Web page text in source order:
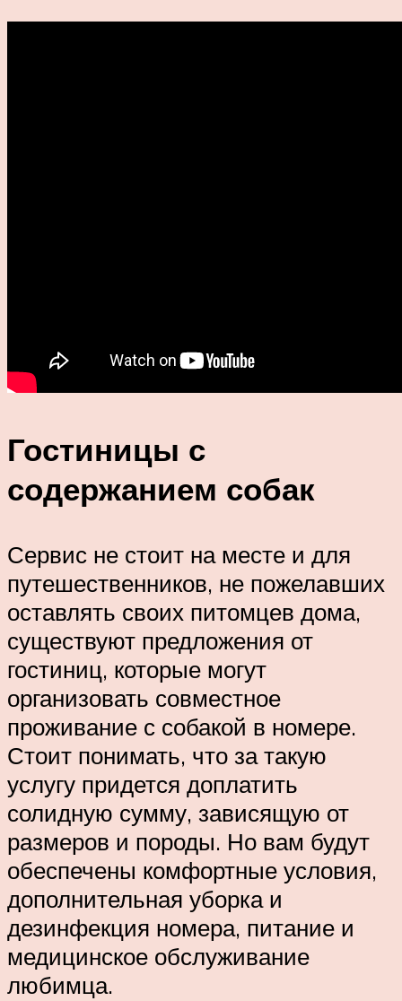
Гостиницы с
содержанием собак
Сервис не стоит на месте и для
путешественников, не пожелавших
оставлять своих питомцев дома,
существуют предложения от
гостиниц, которые могут
организовать совместное
проживание с собакой в номере.
Стоит понимать, что за такую
услугу придется доплатить
солидную сумму, зависящую от
размеров и породы. Но вам будут
обеспечены комфортные условия,
дополнительная уборка и
дезинфекция номера, питание и
медицинское обслуживание
любимца.